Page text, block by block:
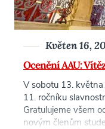
Ocenění AAU:
Květen 16,
V sobotu 13.
11. ročníku
Gratulujeme všem
novým členům